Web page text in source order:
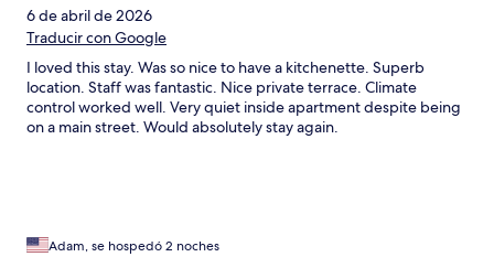
6 de abril de 2026
Traducir con Google
I loved this stay. Was so nice to have a kitchenette. Superb
location. Staff was fantastic. Nice private terrace. Climate
control worked well. Very quiet inside apartment despite being
on a main street. Would absolutely stay again.
Adam, se hospedó 2 noches